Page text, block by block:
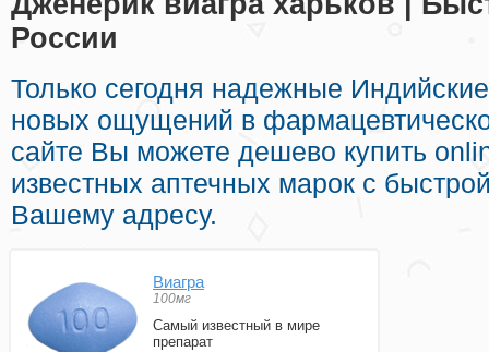
России
Только сегодня надежные
новых ощущений в
сайте Вы можете дешево купить
известных аптечных марок с
Вашему адресу.
Виагра
100мг
Самый известный в мире
препарат